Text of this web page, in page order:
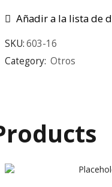
Añadir a la lista de
SKU:603-16
Category: Otros